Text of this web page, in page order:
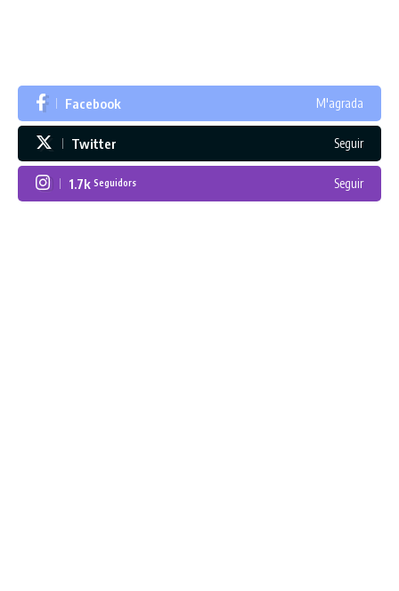
Facebook M'agrada
Twitter Seguir
1.7k Seguidors Seguir